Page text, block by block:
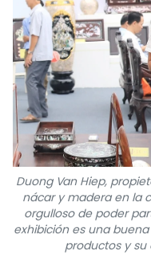
Duong Van Hiep,
nácar y madera en la
orgulloso de poder
exhibición es una
productos y su